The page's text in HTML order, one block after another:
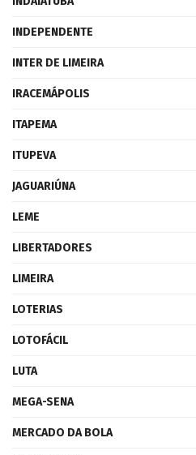
INDEPENDENTE
INTER DE LIMEIRA
IRACEMÁPOLIS
ITAPEMA
ITUPEVA
JAGUARIÚNA
LEME
LIBERTADORES
LIMEIRA
LOTERIAS
LOTOFÁCIL
LUTA
MEGA-SENA
MERCADO DA BOLA